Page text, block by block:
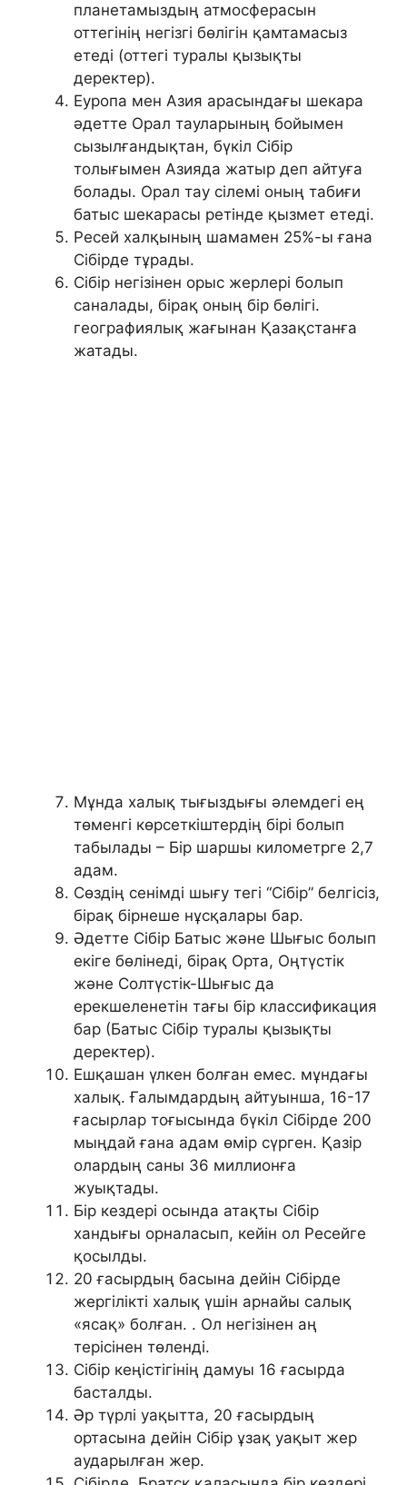
планетамыздың атмосферасын
оттегінің негізгі бөлігін қамтамасыз
етеді (оттегі туралы қызықты
деректер).
Еуропа мен Азия арасындағы шекара
әдетте Орал тауларының бойымен
сызылғандықтан, бүкіл Сібір
толығымен Азияда жатыр деп айтуға
болады. Орал тау сілемі оның табиғи
батыс шекарасы ретінде қызмет етеді.
Ресей халқының шамамен 25%-ы ғана
Сібірде тұрады.
Сібір негізінен орыс жерлері болып
саналады, бірақ оның бір бөлігі.
географиялық жағынан Қазақстанға
жатады.
Мұнда халық тығыздығы әлемдегі ең
төменгі көрсеткіштердің бірі болып
табылады – Бір шаршы километрге 2,7
адам.
Сөздің сенімді шығу тегі “Сібір” белгісіз,
бірақ бірнеше нұсқалары бар.
Әдетте Сібір Батыс және Шығыс болып
екіге бөлінеді, бірақ Орта, Оңтүстік
және Солтүстік-Шығыс да
ерекшеленетін тағы бір классификация
бар (Батыс Сібір туралы қызықты
деректер).
Ешқашан үлкен болған емес. мұндағы
халық. Ғалымдардың айтуынша, 16-17
ғасырлар тоғысында бүкіл Сібірде 200
мыңдай ғана адам өмір сүрген. Қазір
олардың саны 36 миллионға
жуықтады.
Бір кездері осында атақты Сібір
хандығы орналасып, кейін ол Ресейге
қосылды.
20 ғасырдың басына дейін Сібірде
жергілікті халық үшін арнайы салық
«ясақ» болған. . Ол негізінен аң
терісінен төленді.
Сібір кеңістігінің дамуы 16 ғасырда
басталды.
Әр түрлі уақытта, 20 ғасырдың
ортасына дейін Сібір ұзақ уақыт жер
аударылған жер.